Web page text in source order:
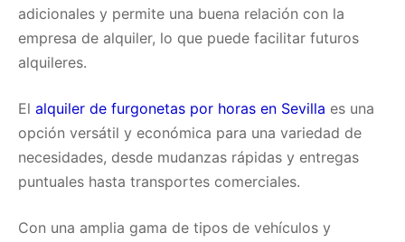
adicionales y permite una buena relación con la
empresa de alquiler, lo que puede facilitar futuros
alquileres.
El alquiler de furgonetas por horas en Sevilla es una
opción versátil y económica para una variedad de
necesidades, desde mudanzas rápidas y entregas
puntuales hasta transportes comerciales.
Con una amplia gama de tipos de vehículos y